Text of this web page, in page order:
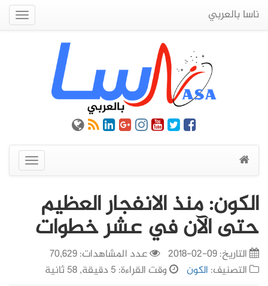
ناسا بالعربي
عرض
القائمة
الكون: منذ الانفجار العظيم
حتى الآن في عشر خطوات
التاريخ:09-02-2018
عدد المشاهدات: 70,629
التصنيف: الكون وقت القراءة: 5 دقيقة, 58 ثانية